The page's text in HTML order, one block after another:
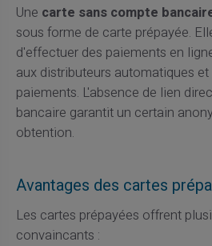
Une carte sans compte
sous forme de carte prépayée.
d'effectuer des paiements en
aux distributeurs automatiques
paiements. L'absence de lien
bancaire garantit un certain
obtention.
Avantages des cartes
Les cartes prépayées offrent
convaincants :